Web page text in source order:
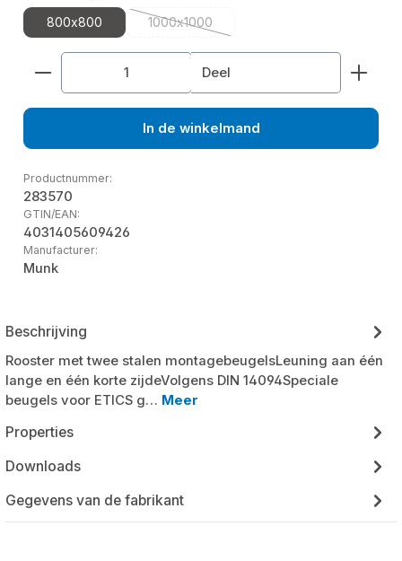
800x800 1000x1000
(Deze optie is momenteel niet
Producthoeveelheid: Voer de gewenste
Deel
In de winkelmand
Productnummer:
283570
GTIN/EAN:
4031405609426
Manufacturer:
Munk
Beschrijving
Rooster met twee stalen montagebeugelsLeuning aan één
lange en één korte zijdeVolgens DIN 14094Speciale
beugels voor ETICS g… Meer
Properties
Downloads
Gegevens van de fabrikant